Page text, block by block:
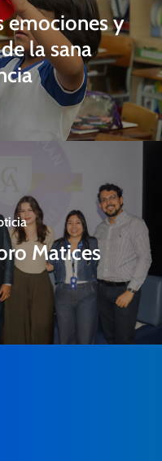
emociones y
la sana
Matices